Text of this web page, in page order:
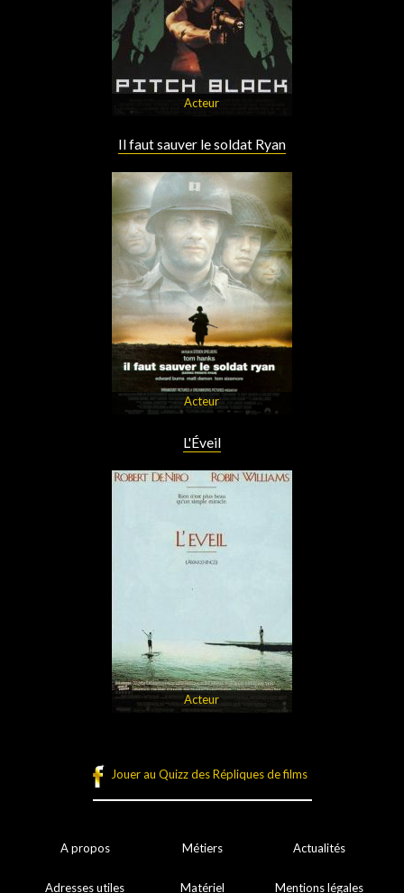
Acteur
Il faut sauver le soldat Ryan
Acteur
L'Éveil
Acteur
Jouer au Quizz des Répliques de films
A propos Métiers Actualités
Adresses utiles Matériel Mentions légales